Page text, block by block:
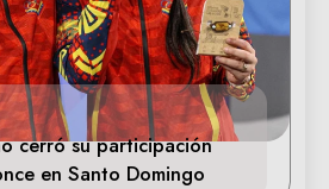
cerró su participación
en Santo Domingo